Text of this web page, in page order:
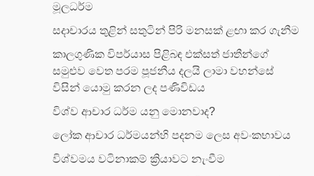
මූලධර්ම
සදාචාරය තුළින් සතුටින් පිරි මනසක් ළඟා කර ගැනීම
කාලගුණික විපර්යාස පිළිබඳ එක්සත් ජාතීන්ගේ
සමුළුව වෙත පරම පූජනීය දලයි ලාමා වහන්සේ
විසින් යොමු කරන ලද පණිවිඩය
විශ්ව ආචාර ධර්ම යනු මොනවාද?
ලෝක ආචාර ධර්මයන්හි පදනම ලෙස අවංකභාවය
විශ්වමය වටිනාකම් ක්‍රියාවට නැංවීම